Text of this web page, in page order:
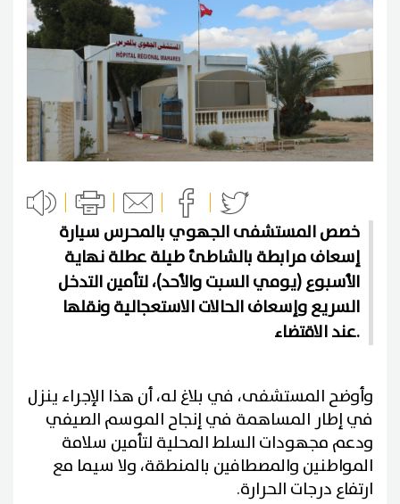
خصص المستشفى الجهوي بالمحرس سيارة
إسعاف مرابطة بالشاطئ طيلة عطلة نهاية
الأسبوع (يومي السبت والأحد)، لتأمين التدخل
السريع وإسعاف الحالات الاستعجالية ونقلها
عند الاقتضاء.
وأوضح المستشفى، في بلاغ له، أن هذا الإجراء ينزل
في إطار المساهمة في إنجاح الموسم الصيفي
ودعم مجهودات السلط المحلية لتأمين سلامة
المواطنين والمصطافين بالمنطقة، ولا سيما مع
ارتفاع درجات الحرارة.